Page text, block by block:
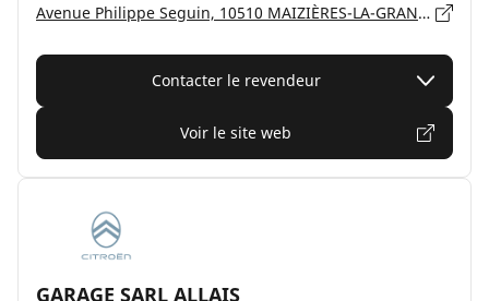
Avenue Philippe Seguin, 10510 MAIZIÈRES-LA-GRANDE-PAROISSE
Contacter le revendeur
Voir le site web
GARAGE SARL ALLAIS